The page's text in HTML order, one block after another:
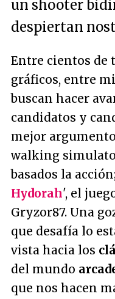
un shooter
despiertan
Entre cientos de
gráficos, entre
buscan hacer
candidatos y
mejor
walking
basados la
Hydorah', el
Gryzor87. Una
que desafía lo
vista hacia los
del mundo
que nos hacen